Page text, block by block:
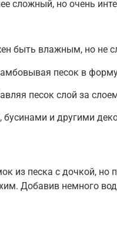
сложный, но очень
быть влажным, но
песок в
песок слой за
бусинами и другими
из песка с дочкой, но
Добавив немного